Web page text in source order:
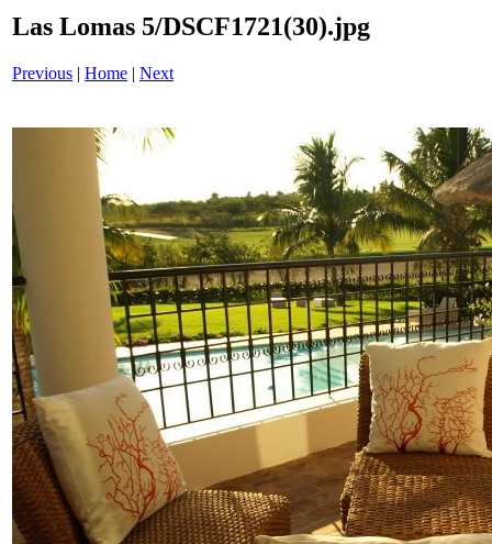
Las Lomas 5/DSCF1721(30).jpg
Previous | Home | Next